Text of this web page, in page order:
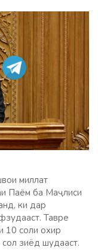
миллат
Паём ба Маҷлиси
ки дар
Тавре
10 соли охир
зиёд шудааст.